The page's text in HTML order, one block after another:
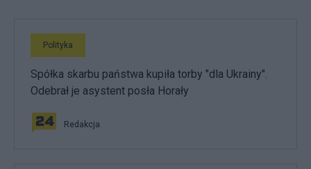
Polityka
Spółka skarbu państwa kupiła torby "dla Ukrainy".
Odebrał je asystent posła Horały
Redakcja